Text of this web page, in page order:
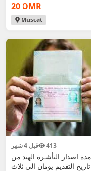
20 OMR
Muscat
قبل 4 شهر 413
مدة اصدار التأشيرة الهند من
تاريخ التقديم يومان الى ثلاث